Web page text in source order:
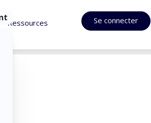
Ressources Se connecter